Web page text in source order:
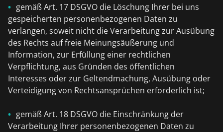
gemäß Art. 17 DSGVO die Löschung Ihrer bei uns
gespeicherten personenbezogenen Daten zu
verlangen, soweit nicht die Verarbeitung zur Ausübung
des Rechts auf freie Meinungsäußerung und
Information, zur Erfüllung einer rechtlichen
Verpflichtung, aus Gründen des öffentlichen
Interesses oder zur Geltendmachung, Ausübung oder
Verteidigung von Rechtsansprüchen erforderlich ist;
gemäß Art. 18 DSGVO die Einschränkung der
Verarbeitung Ihrer personenbezogenen Daten zu